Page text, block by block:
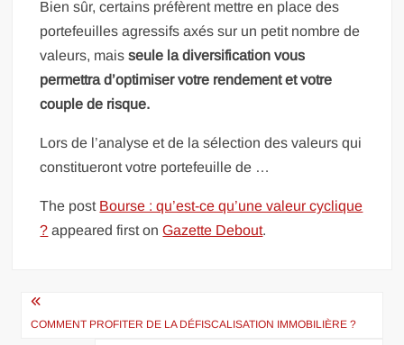
Bien sûr, certains préfèrent mettre en place des
portefeuilles agressifs axés sur un petit nombre de
valeurs, maisseule la diversification vous
permettra d’optimiser votre rendement et votre
couple de risque.
Lors de l’analyse et de la sélection des valeurs qui
constitueront votre portefeuille de …
The post Bourse : qu’est-ce qu’une valeur cyclique
? appeared first onGazette Debout.
Navigation
de
COMMENT PROFITER DE LA DÉFISCALISATION IMMOBILIÈRE ?